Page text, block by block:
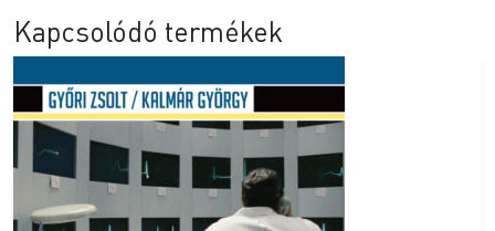
Kapcsolódó termékek